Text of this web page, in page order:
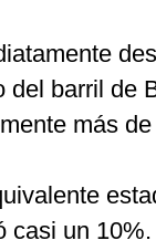
del barril de
más
casi un